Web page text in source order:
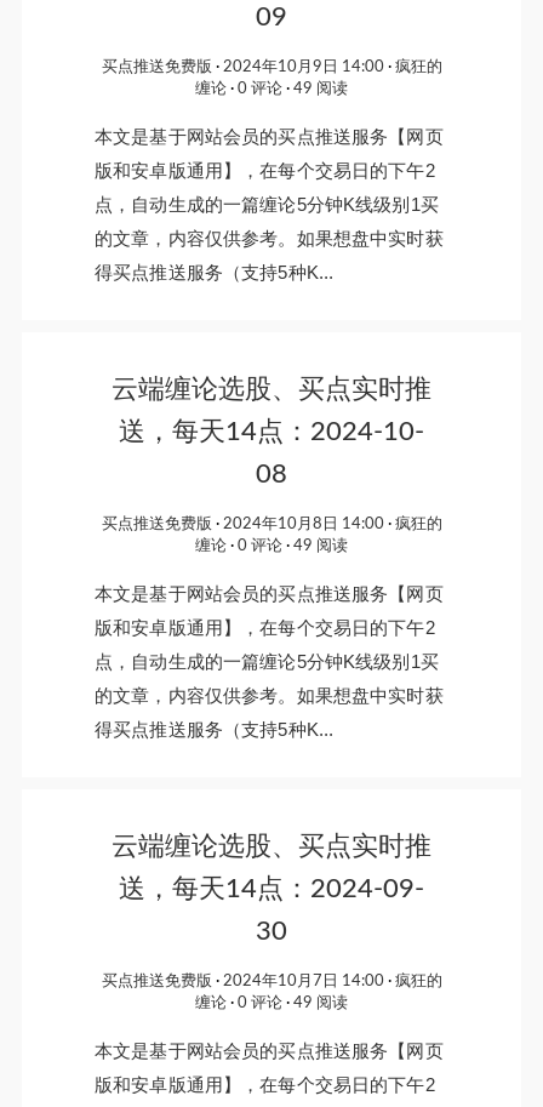
09
买点推送免费版 2024年10月9日 14:00
疯狂的
缠论
0 评论 49 阅读
本文是基于网站会员的买点推送服务【网页
版和安卓版通用】，在每个交易日的下午2
点，自动生成的一篇缠论5分钟K线级别1买
的文章，内容仅供参考。如果想盘中实时获
得买点推送服务（支持5种K...
云端缠论选股、买点实时推
送，每天14点：2024-10-
08
买点推送免费版 2024年10月8日 14:00
疯狂的
缠论
0 评论 49 阅读
本文是基于网站会员的买点推送服务【网页
版和安卓版通用】，在每个交易日的下午2
点，自动生成的一篇缠论5分钟K线级别1买
的文章，内容仅供参考。如果想盘中实时获
得买点推送服务（支持5种K...
云端缠论选股、买点实时推
送，每天14点：2024-09-
30
买点推送免费版 2024年10月7日 14:00
疯狂的
缠论
0 评论 49 阅读
本文是基于网站会员的买点推送服务【网页
版和安卓版通用】，在每个交易日的下午2